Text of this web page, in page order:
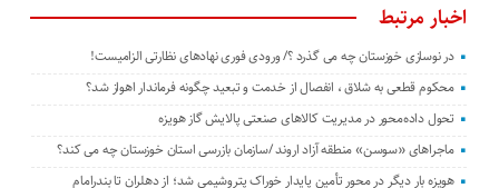
اخبار مرتبط
در نوسازی خوزستان چه می گذرد ؟/ ورودی فوری نهادهای نظارتی الزامیست!
محکوم قطعی به شلاق ، انفصال از خدمت و تبعید چگونه فرماندار اهواز شد؟
تحول داده‌محور در مدیریت کالاهای صنعتی پالایش گاز هویزه
ماجراهای «سوسن» منطقه آزاد اروند /سازمان بازرسی استان خوزستان چه می کند؟
هویزه بار دیگر در محور تأمین پایدار خوراک پتروشیمی شد؛ از دهلران تا بندرامام